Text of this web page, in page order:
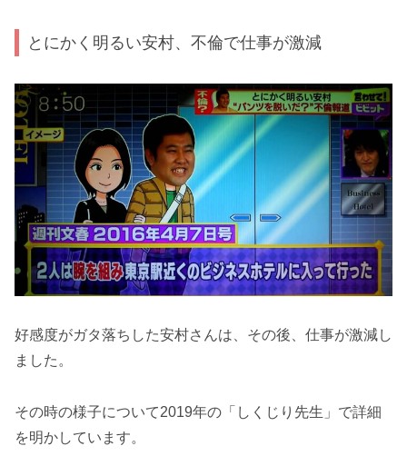
とにかく明るい安村、不倫で仕事が激減
好感度がガタ落ちした安村さんは、その後、仕事が激減し
ました。
その時の様子について2019年の「しくじり先生」で詳細
を明かしています。